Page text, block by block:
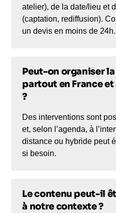
atelier), de la date/lieu et
(captation, rediffusion).
un devis en moins de 24h.
Peut-on organiser
partout en France
?
Des interventions sont
et, selon l’agenda, à
distance ou hybride peut
si besoin.
Le contenu peut-il
à notre contexte ?